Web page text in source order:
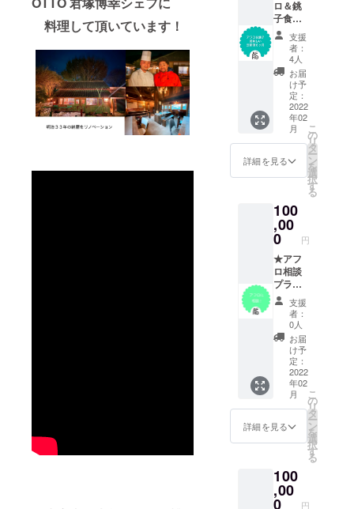
料理して頂いています！
元の人
がよく
行くお
店へご
案内！
1日５
時間程
度、施
設料金
や食事
代は含
まれま
せん。
内容 / 銚
子1日案
内・ア
フロ写
真集2
冊・お
礼のお
手紙・
アフロ
ステッ
カー
ロ＆銚
子食材
定期便
6ヶ月★
食料自
給率２
４０％
の銚子
の食材
の中か
ら、 ア
フロが
厳選
し、お
すすめ
食材と
アフロ
きゃべ
つ・ア
フロ
コーン
を はじ
めとす
る加工
品を約
２ヶ月
に１度
のペー
スでお
届け致
しま
す。 美
味しい
食べ方
もご提
て頂き
ます。
＊１回
支援
者：
4人
お届
け予
定：
2022
年02
月
詳細を見る
こ
の
リ
タ
ー
ン
を
選
択
す
る
100
,00
0 円
★アフ
ロ相談
プラン
★ 農
業の悩
み・商
品化・
ブラン
ディン
グ・地
域活性
化な
ど！今
までの
経験か
らアド
しま
す。
全国ど
支援
者：
0人
お届
け予
定：
2022
年02
月
詳細を見る
こ
の
リ
タ
ー
ン
を
選
択
す
る
100
,00
0 円